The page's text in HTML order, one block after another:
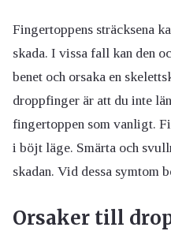
Fingertoppens sträcksena
skada. I vissa fall kan den
benet och orsaka en
droppfinger är att du inte
fingertoppen som vanligt.
i böjt läge. Smärta och
skadan. Vid dessa symtom
Orsaker till